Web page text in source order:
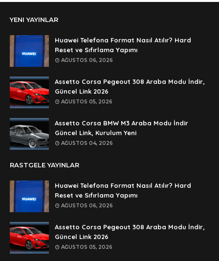
şifre ?
Anonymous
şifre ögrenebilirmiyim
Anonymous
🥰🥰🥰
Anonymous
dedezıplatan31 beğend👌
Anonymous
rar dosyasının şifresi nedir
Anonymous
lan şifre ne şifre
şifre ne
YENI YAYINLAR
Huawei Telefona Format Nasıl Atılır? Hard
Reset ve Sıfırlama Yapımı
AĞUSTOS 06, 2026
Assetto Corsa Pegeout 308 Araba Modu İndir,
Güncel Link 2026
AĞUSTOS 05, 2026
Assetto Corsa BMW M3 Araba Modu İndir
Güncel Link, Kurulum Yeni
AĞUSTOS 04, 2026
RASTGELE YAYINLAR
Huawei Telefona Format Nasıl Atılır? Hard
Reset ve Sıfırlama Yapımı
AĞUSTOS 06, 2026
Assetto Corsa Pegeout 308 Araba Modu İndir,
Güncel Link 2026
AĞUSTOS 05, 2026